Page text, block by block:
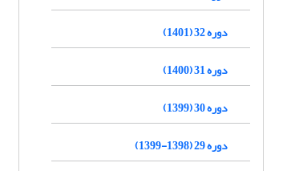
دوره 32 (1401)
دوره 31 (1400)
دوره 30 (1399)
دوره 29 (1398-1399)